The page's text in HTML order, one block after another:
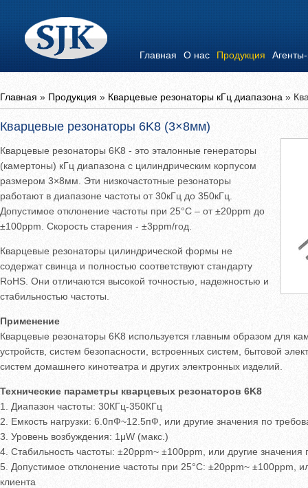
Главная О нас Продукция
Главная » Продукция » Кварцевые резонаторы кГц диапазона »
Кварцевые резонаторы 6K8 (3×8мм)
Кварцевые резонаторы 6K8 - это эталонные генераторы
(камертоны) кГц диапазона с цилиндрическим корпусом
размером 3×8мм. Эти низкочастотные резонаторы
работают в диапазоне частоты от 30кГц до 350кГц.
Допустимое отклонение частоты при 25°C – от ±20ppm до
±100ppm. Скорость старения - ±3ppm/год.
Кварцевые резонаторы цилиндрической формы не
содержат свинца и полностью соответствуют стандарту
RoHS. Они отличаются высокой точностью, надежностью и
стабильностью частоты.
Применение
Кварцевые резонаторы 6K8 используется главным образом для
устройств, систем безопасности, встроенных систем, бытовой
систем домашнего кинотеатра и других электронных изделий.
Технические параметры кварцевых резонаторов 6K8
1. Диапазон частоты: 30КГц-350КГц
2. Емкость нагрузки: 6.0пФ~12.5пФ, или другие значения по
3. Уровень возбуждения: 1μW (макс.)
4. Стабильность частоты: ±20ppm~ ±100ppm, или другие значения
5. Допустимое отклонение частоты при 25°C: ±20ppm~ ±100ppm,
клиента